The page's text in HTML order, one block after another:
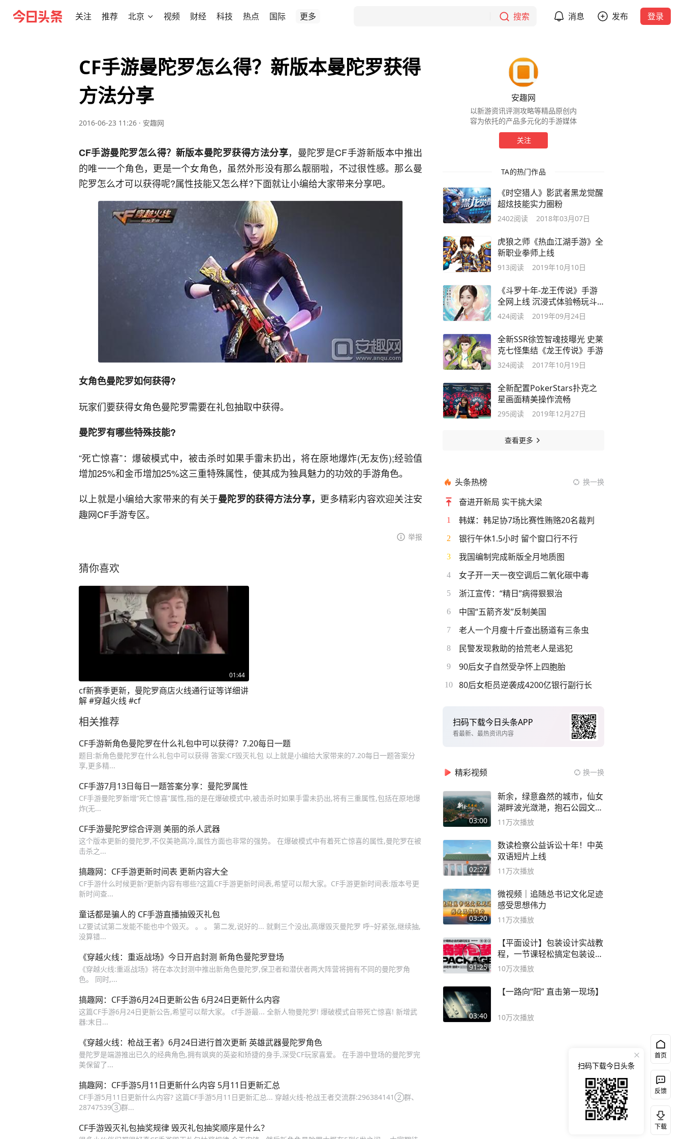
关注 推荐 北京 视频 财经 科技 热点 国际 更多 搜索 消息 发布 登录
CF手游曼陀罗怎么得？新版本曼陀罗获得
方法分享
2016-06-23 11:26 · 安趣网
CF手游曼陀罗怎么得？新版本曼陀罗获得方法分享，曼陀罗是CF手游新版本中推出
的唯一一个角色，更是一个女角色，虽然外形没有那么靓丽啦，不过很性感。那么曼
陀罗怎么才可以获得呢?属性技能又怎么样?下面就让小编给大家带来分享吧。
女角色曼陀罗如何获得?
玩家们要获得女角色曼陀罗需要在礼包抽取中获得。
曼陀罗有哪些特殊技能?
“死亡惊喜”：爆破模式中，被击杀时如果手雷未扔出，将在原地爆炸(无友伤);经验值
增加25%和金币增加25%这三重特殊属性，使其成为独具魅力的功效的手游角色。
以上就是小编给大家带来的有关于曼陀罗的获得方法分享， 更多精彩内容欢迎关注安
趣网CF手游专区。
举报
猜你喜欢
01:44
cf新赛季更新，曼陀罗商店火线通行证等详细讲
解 #穿越火线 #cf
相关推荐
CF手游新角色曼陀罗在什么礼包中可以获得？7.20每日一题
题目:新角色曼陀罗在什么礼包中可以获得 答案:CF毁灭礼包 以上就是小编给大家带来的7.20每日一题答案分
享,更多精...
CF手游7月13日每日一题答案分享：曼陀罗属性
CF手游曼陀罗新增“死亡惊喜”属性,指的是在爆破模式中,被击杀时如果手雷未扔出,将有三重属性,包括在原地爆
炸(无...
CF手游曼陀罗综合评测 美丽的杀人武器
这个版本更新的曼陀罗,不仅美艳高冷,属性方面也非常的强势。 在爆破模式中有着死亡惊喜的属性,曼陀罗在被
击杀之...
搞趣网：CF手游更新时间表 更新内容大全
CF手游什么时候更新?更新内容有哪些?这篇CF手游更新时间表,希望可以帮大家。CF手游更新时间表:版本号更
新时间查...
童话都是骗人的 CF手游直播抽毁灭礼包
LZ要试试第二发能不能也中个毁灭。 。 。 第二发,说好的... 就剩三个没出,高爆毁灭曼陀罗 呼~好紧张,继续抽,
没算错...
《穿越火线：重返战场》今日开启封测 新角色曼陀罗登场
《穿越火线:重返战场》将在本次封测中推出新角色曼陀罗,保卫者和潜伏者两大阵营将拥有不同的曼陀罗角
色。 同时,...
搞趣网：CF手游6月24日更新公告 6月24日更新什么内容
这篇CF手游6月24日更新公告,希望可以帮大家。 cf手游最... 全新人物曼陀罗! 爆破模式自带死亡惊喜! 新增武
器:末日...
《穿越火线：枪战王者》6月24日进行首次更新 英雄武器曼陀罗角色
曼陀罗是端游推出已久的经典角色,拥有飒爽的英姿和矫捷的身手,深受CF玩家喜爱。 在手游中登场的曼陀罗完
美保留了...
搞趣网：CF手游5月11日更新什么内容 5月11日更新汇总
CF手游5月11日更新什么内容? 这篇CF手游5月11日更新汇总... 穿越火线-枪战王者交流群:296384141②群、
28747539③群...
CF手游毁灭礼包抽奖规律 毁灭礼包抽奖顺序是什么？
安趣网
以新游资讯评测攻略等精品原创内
容为依托的产品多元化的手游媒体
关注
TA的热门作品
《时空猎人》影武者黑龙觉醒
超炫技能实力圈粉
2402阅读 2018年03月07日
虎狼之师《热血江湖手游》全
新职业拳师上线
913阅读 2019年10月10日
《斗罗十年-龙王传说》手游
全网上线 沉浸式体验畅玩斗
罗武魂世界
424阅读 2019年09月24日
全新SSR徐笠智魂技曝光 史莱
克七怪集结《龙王传说》手游
324阅读 2017年10月19日
全新配置PokerStars扑克之
星画面精美操作流畅
295阅读 2019年12月27日
查看更多
头条热榜 换一换
奋进开新局 实干挑大梁
1 韩媒：韩足协7场比赛性贿赂20名裁判
2 银行午休1.5小时 留个窗口行不行
3 我国编制完成新版全月地质图
4 女子开一天一夜空调后二氧化碳中毒
5 浙江宣传：“精日”病得狠狠治
6 中国“五箭齐发”反制美国
7 老人一个月瘦十斤查出肠道有三条虫
8 民警发现救助的拾荒老人是逃犯
9 90后女子自然受孕怀上四胞胎
10 80后女柜员逆袭成4200亿银行副行长
扫码下载今日头条APP
看最新、最热资讯内容
精彩视频 换一换
03:00
新余，绿意盎然的城市，仙女
湖畔波光潋滟，抱石公园文化
深邃……
11万次播放
02:27
数读检察公益诉讼十年！中英
双语短片上线
11万次播放
03:20
微视频｜追随总书记文化足迹
感受思想伟力
11万次播放
91:25
【平面设计】包装设计实战教
程，一节课轻松搞定包装设计
流程！
10万次播放
03:40
【一路向“阳” 直击第一现场】
10万次播放
首页
反馈
下载
扫码下载今日头条